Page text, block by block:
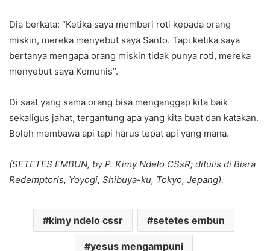
Dia berkata: “Ketika saya memberi roti kepada orang
miskin, mereka menyebut saya Santo. Tapi ketika saya
bertanya mengapa orang miskin tidak punya roti, mereka
menyebut saya Komunis”.
Di saat yang sama orang bisa menganggap kita baik
sekaligus jahat, tergantung apa yang kita buat dan katakan.
Boleh membawa api tapi harus tepat api yang mana.
(SETETES EMBUN, by P. Kimy Ndelo CSsR; ditulis di Biara
Redemptoris, Yoyogi, Shibuya-ku, Tokyo, Jepang).
kimy ndelo cssr setetes embun
yesus mengampuni